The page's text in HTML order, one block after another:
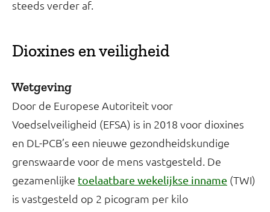
steeds verder af.
Dioxines en veiligheid
Wetgeving
Door de Europese Autoriteit voor
Voedselveiligheid (EFSA) is in 2018 voor dioxines
en DL-PCB’s een nieuwe gezondheidskundige
grenswaarde voor de mens vastgesteld. De
gezamenlijke toelaatbare wekelijkse inname (TWI)
is vastgesteld op 2 picogram per kilo